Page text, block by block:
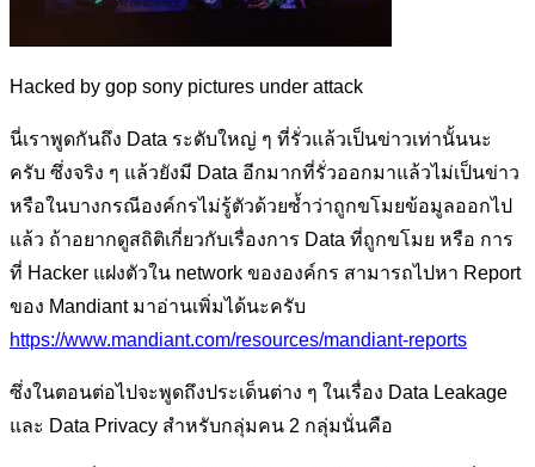
Hacked by gop sony pictures under attack
นี่เราพูดกันถึง Data ระดับใหญ่ ๆ ที่รั่วแล้วเป็นข่าวเท่านั้นนะ
ครับ ซึ่งจริง ๆ แล้วยังมี Data อีกมากที่รั่วออกมาแล้วไม่เป็นข่าว
หรือในบางกรณีองค์กรไม่รู้ตัวด้วยซ้ำว่าถูกขโมยข้อมูลออกไป
แล้ว ถ้าอยากดูสถิติเกี่ยวกับเรื่องการ Data ที่ถูกขโมย หรือ การ
ที่ Hacker แฝงตัวใน network ขององค์กร สามารถไปหา Report
ของ Mandiant มาอ่านเพิ่มได้นะครับ
https://www.mandiant.com/resources/mandiant-reports
ซึ่งในตอนต่อไปจะพูดถึงประเด็นต่าง ๆ ในเรื่อง Data Leakage
และ Data Privacy สำหรับกลุ่มคน 2 กลุ่มนั่นคือ